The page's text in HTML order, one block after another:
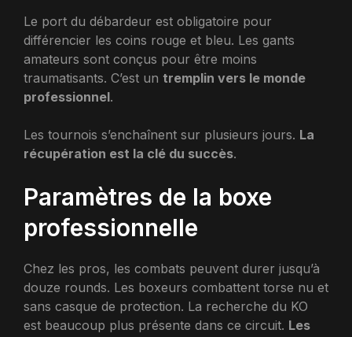
Le port du débardeur est obligatoire pour
différencier les coins rouge et bleu. Les gants
amateurs sont conçus pour être moins
traumatisants. C’est un tremplin vers le monde
professionnel.
Les tournois s’enchaînent sur plusieurs jours. La
récupération est la clé du succès.
Paramètres de la boxe
professionnelle
Chez les pros, les combats peuvent durer jusqu’à
douze rounds. Les boxeurs combattent torse nu et
sans casque de protection. La recherche du KO
est beaucoup plus présente dans ce circuit. Les